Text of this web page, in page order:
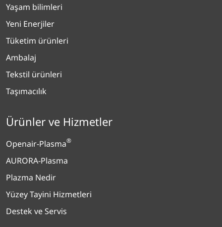
Yaşam bilimleri
Yeni Enerjiler
Tüketim ürünleri
Ambalaj
Tekstil ürünleri
Taşımacılık
Ürünler ve Hizmetler
Openair-Plasma®
AURORA-Plasma
Plazma Nedir
Yüzey Tayini Hizmetleri
Destek ve Servis